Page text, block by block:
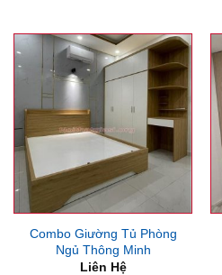
Combo Giường Tủ Phòng
Ngủ Thông Minh
Liên Hệ